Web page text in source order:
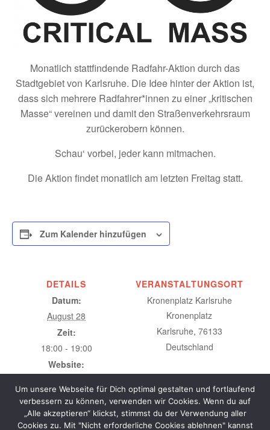
Monatlich stattfindende Radfahr-Aktion durch das
Stadtgebiet von Karlsruhe. Die Idee hinter der Aktion ist,
dass sich mehrere Radfahrer*innen zu einer „kritischen
Masse“ vereinen und damit den Straßenverkehrsraum
zurückerobern können.
Schau‘ vorbei, jeder kann mitmachen.
Die Aktion findet monatlich am letzten Freitag statt.
Zum Kalender hinzufügen
DETAILS
Datum:
August 28
Zeit:
18:00 - 19:00
Website:
.com/
VERANSTALTUNGSORT
Kronenplatz Karlsruhe
Kronenplatz
Karlsruhe, 76133
Deutschland
Um unsere Webseite für Dich optimal gestalten und fortlaufend
verbessern zu können, verwenden wir Cookies. Wenn du auf
„Alle akzeptieren“ klickst, stimmst du der Verwendung aller
Cookies zu. Mit "Nicht erforderliche Cookies ablehnen" kannst